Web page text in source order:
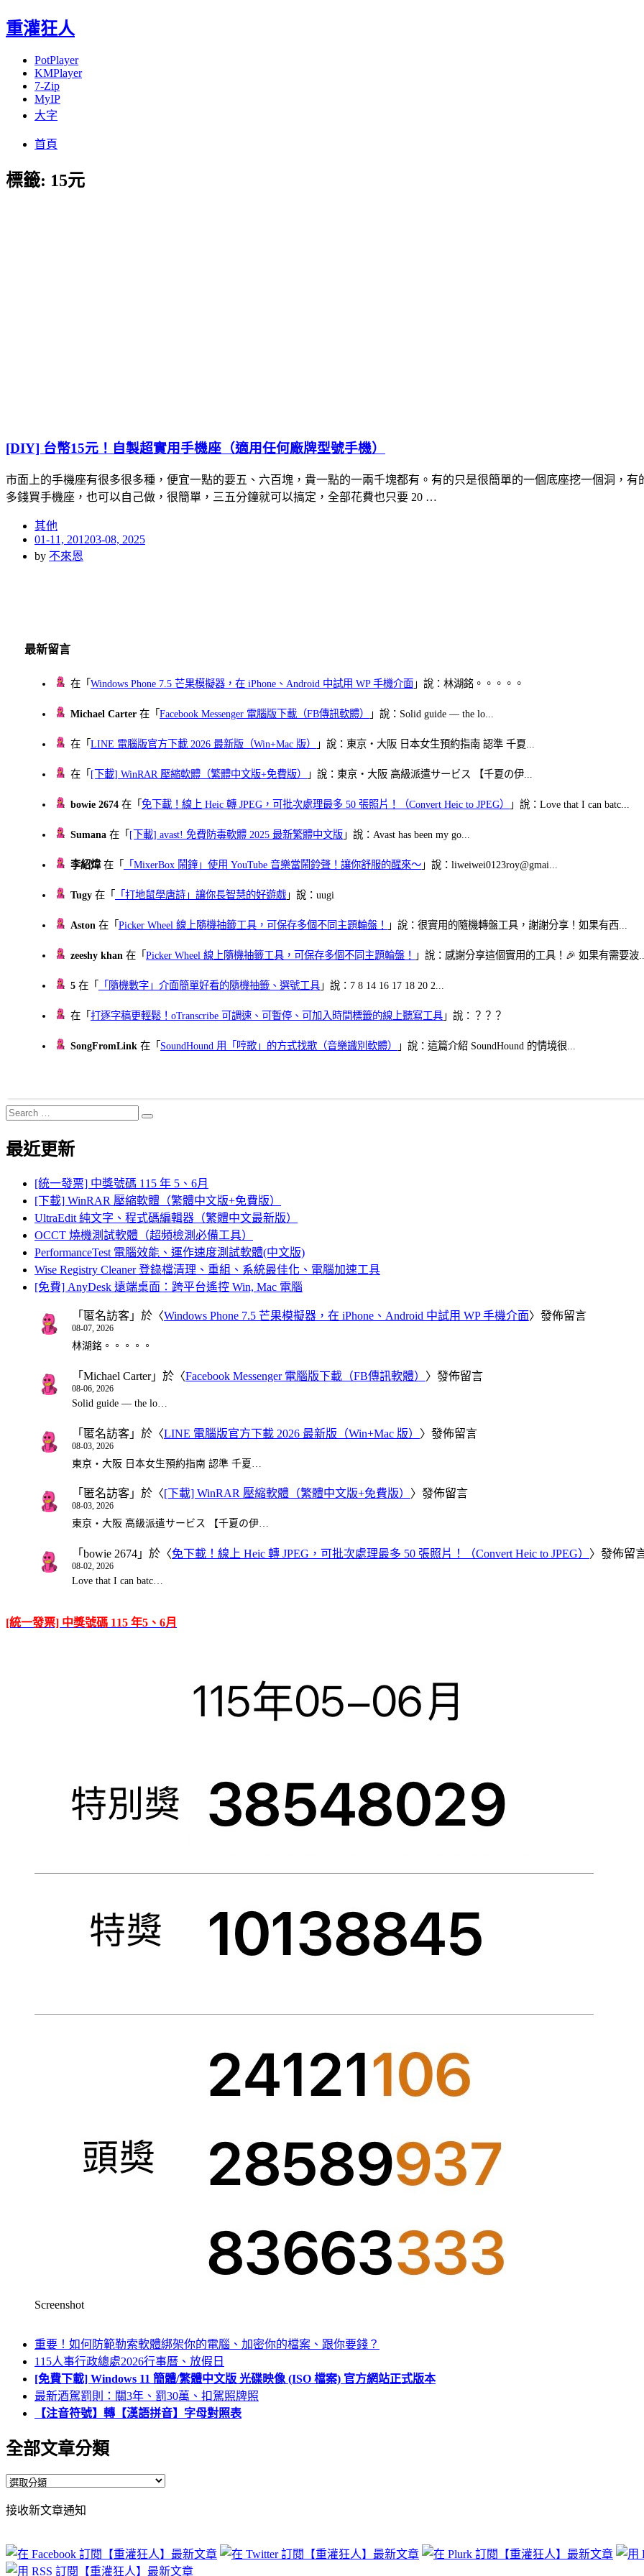
重灌狂人
PotPlayer
KMPlayer
7-Zip
MyIP
大字
首頁
標籤: 15元
[DIY] 台幣15元！自製超實用手機座（適用任何廠牌型號手機）
市面上的手機座有很多很多種，便宜一點的要五、六百塊，貴一點的一兩千塊都有。有的只是很簡單的一個底座挖一個洞，
多錢買手機座，也可以自己做，很簡單，三五分鐘就可以搞定，全部花費也只要 20 …
其他
Posted
on
01-11, 201203-08, 2025
by 不來恩
最新留言
在「Windows Phone 7.5 芒果模擬器，在 iPhone、Android 中試用 WP 手機介面 」說：林湖銘。。。。。
Michael Carter 在「Facebook Messenger 電腦版下載（FB傳訊軟體） 」說：Solid guide — the lo...
在「LINE 電腦版官方下載 2026 最新版（Win+Mac 版） 」說：東京・大阪 日本女生預約指南 認準 千夏...
在「 [下載] WinRAR 壓縮軟體（繁體中文版+免費版） 」說：東京・大阪 高級派遣サービス 【千夏の伊...
bowie 2674 在「免下載！線上 Heic 轉 JPEG，可批次處理最多 50 張照片！（Convert Heic to JPEG） 」說：Love that I can batc...
Sumana 在「 [下載] avast! 免費防毒軟體 2025 最新繁體中文版 」說：Avast has been my go...
李紹煒在「 「MixerBox 鬧鐘」使用 YouTube 音樂當鬧鈴聲！讓你舒服的醒來～ 」說：liweiwei0123roy@gmai...
Tugy 在「 「打地鼠學唐詩」讓你長智慧的好遊戲 」說：uugi
Aston 在「Picker Wheel 線上隨機抽籤工具，可保存多個不同主題輪盤！ 」說：很實用的隨機轉盤工具，謝謝分享！如果有西...
zeeshy khan 在「Picker Wheel 線上隨機抽籤工具，可保存多個不同主題輪盤！ 」說：感謝分享這個實用的工具！🎉 如果有需要波
5 在「 「隨機數字」介面簡單好看的隨機抽籤、選號工具 」說：7 8 14 16 17 18 20 2...
在「打逐字稿更輕鬆！oTranscribe 可調速、可暫停、可加入時間標籤的線上聽寫工具 」說：？？？
SongFromLink 在「 SoundHound 用「哼歌」的方式找歌（音樂識別軟體） 」說：這篇介紹 SoundHound 的情境很...
Search
for:
Search
最近更新
[統一發票] 中獎號碼 115 年 5、6月
[下載] WinRAR 壓縮軟體（繁體中文版+免費版）
UltraEdit 純文字、程式碼編輯器（繁體中文最新版）
OCCT 燒機測試軟體（超頻檢測必備工具）
PerformanceTest 電腦效能、運作速度測試軟體(中文版)
Wise Registry Cleaner 登錄檔清理、重組、系統最佳化、電腦加速工具
[免費] AnyDesk 遠端桌面：跨平台遙控 Win, Mac 電腦
「 匿名訪客 」於〈Windows Phone 7.5 芒果模擬器，在 iPhone、Android 中試用 WP 手機介面〉發佈留言
08-07, 2026
林湖銘。。。。。
「 Michael Carter」於〈Facebook Messenger 電腦版下載（FB傳訊軟體） 〉發佈留言
08-06, 2026
Solid guide — the lo…
「 匿名訪客 」於〈LINE 電腦版官方下載 2026 最新版（Win+Mac 版） 〉發佈留言
08-03, 2026
東京・大阪 日本女生預約指南 認準 千夏…
「 匿名訪客 」於〈[下載] WinRAR 壓縮軟體（繁體中文版+免費版） 〉發佈留言
08-03, 2026
東京・大阪 高級派遣サービス 【千夏の伊…
「 bowie 2674 」於〈免下載！線上 Heic 轉 JPEG，可批次處理最多 50 張照片！（Convert Heic to JPEG） 〉發佈留
08-02, 2026
Love that I can batc…
[統一發票] 中獎號碼 115 年5、6月
Screenshot
重要！如何防範勒索軟體綁架你的電腦、加密你的檔案、跟你要錢？
115人事行政總處2026行事曆、放假日
[免費下載] Windows 11 簡體/繁體中文版 光碟映像 (ISO 檔案) 官方網站正式版本
最新酒駕罰則：關3年、罰30萬、扣駕照牌照
【注音符號】轉【漢語拼音】字母對照表
全部文章分類
全
文
分
類
接收新文章通知